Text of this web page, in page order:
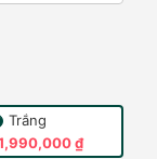
Trắng
₫